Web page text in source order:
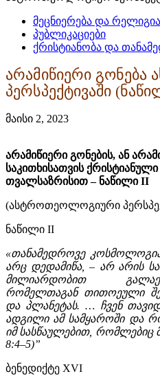
მეცნიერება და რელიგია
პუბლიკაციები
ქრისტიანობა და
არამიწიერი
პერსპექტივაში
მაისი 2, 2023
არამიწიერი გონების, ან
საკითხისათვის
თვალსაზრისით – ნაწილი II
(ასტროთეოლოგიური
ნაწილი II
«თანამედროვე
არც დედამიწა, – არ არის
მილიარდობით
რომელთაგან თითოეული
და პლანეტას. … ჩვენ
ადგილი ამ სამყაროში და
იმ სასწაულებით, რომლებიც
8:4–5)”
ბენედიქტე XVI